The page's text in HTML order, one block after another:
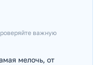
важную
мелочь, от